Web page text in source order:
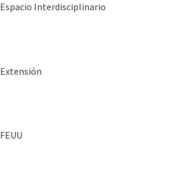
Espacio Interdisciplinario
Extensión
FEUU